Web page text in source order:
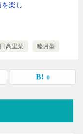
を楽し
日高里菜 睦月型
0